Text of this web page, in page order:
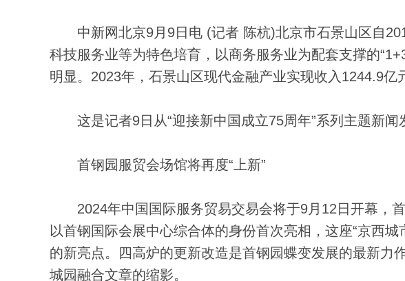
中新网北京9月9日电 (记者 陈杭)北京市石景山区自
科技服务业等为特色培育，以商务服务业为配套支撑的
明显。2023年，石景山区现代金融产业实现收入1244.9亿
这是记者9日从“迎接新中国成立75周年”系列主题新闻
首钢园服贸会场馆将再度“上新”
2024年中国国际服务贸易交易会将于9月12日开幕，首
以首钢国际会展中心综合体的身份首次亮相，这座“京西
的新亮点。四高炉的更新改造是首钢园蝶变发展的最新力
城园融合文章的缩影。